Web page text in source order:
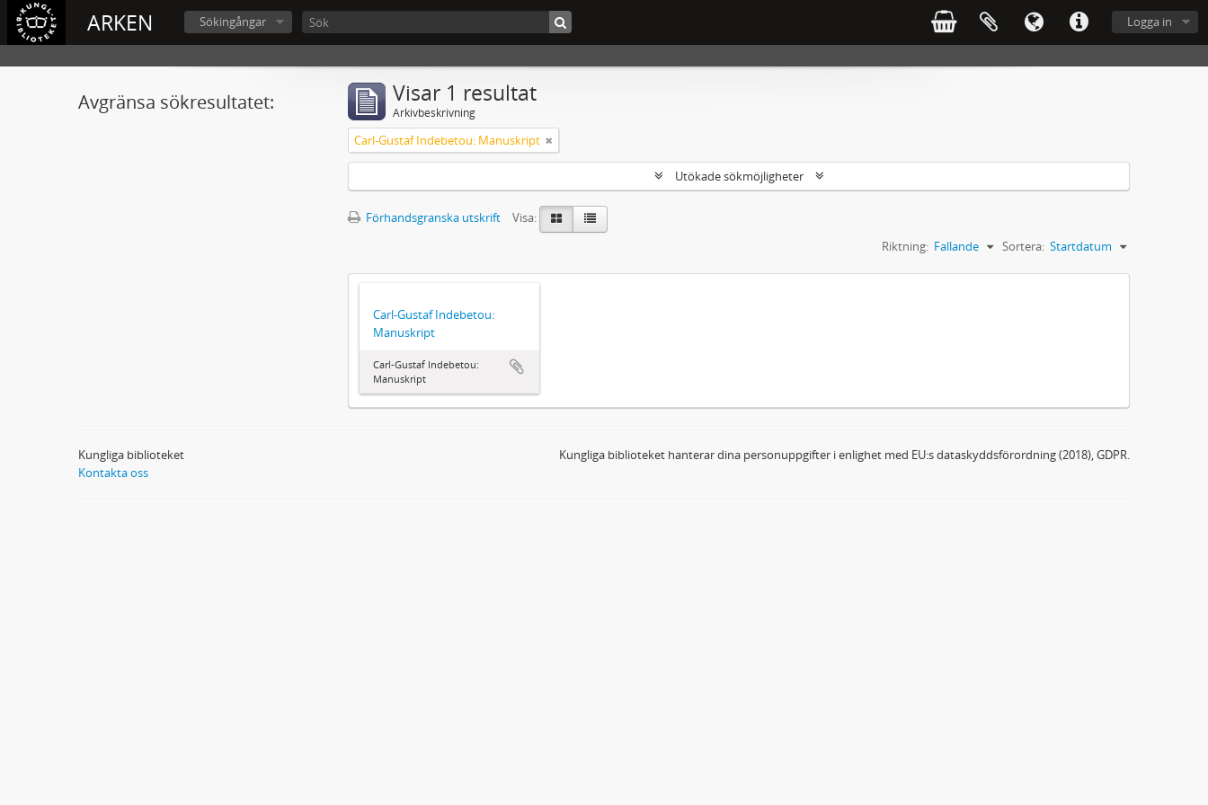
ARKEN Logga in
Sökingångar
Avgränsa sökresultatet: Visar 1 resultat
Arkivbeskrivning
Carl-Gustaf Indebetou: Manuskript
Utökade sökmöjligheter
Förhandsgranska utskrift
Visa:
Sortera: Startdatum
Riktning: Fallande
Carl-Gustaf Indebetou:
Manuskript
Carl-Gustaf Indebetou:
Manuskript
Kungliga biblioteket
Kontakta oss
Kungliga biblioteket hanterar dina personuppgifter i enlighet med EU:s dataskyddsförordning (2018), GDPR.